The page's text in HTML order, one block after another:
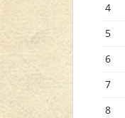
4
5
6
7
8